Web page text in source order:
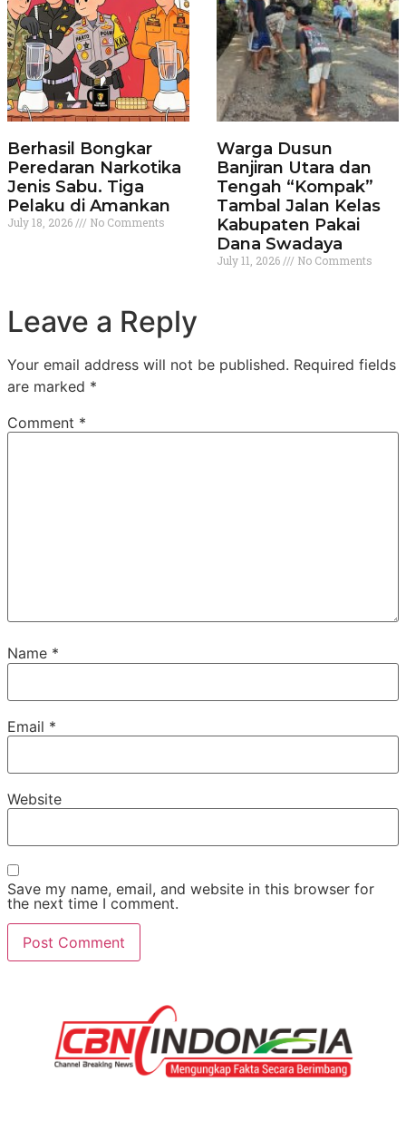
Berhasil Bongkar
Peredaran Narkotika
Jenis Sabu. Tiga
Pelaku di Amankan
July 18, 2026 No Comments
Warga Dusun
Banjiran Utara dan
Tengah “Kompak”
Tambal Jalan Kelas
Kabupaten Pakai
Dana Swadaya
July 11, 2026 No Comments
Leave a Reply
Your email address will not be published. Required fields
are marked *
Comment *
Name *
Email *
Website
Save my name, email, and website in this browser for
the next time I comment.